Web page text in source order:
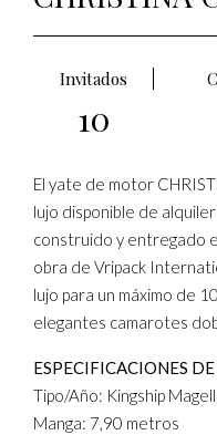
Invitados
10
El yate de motor
lujo disponible de
construido y entregado
obra de Vripack
lujo para un máximo de
elegantes camarotes
ESPECIFICACIONES
Tipo/Año: Kingship
Manga: 7,90 metros